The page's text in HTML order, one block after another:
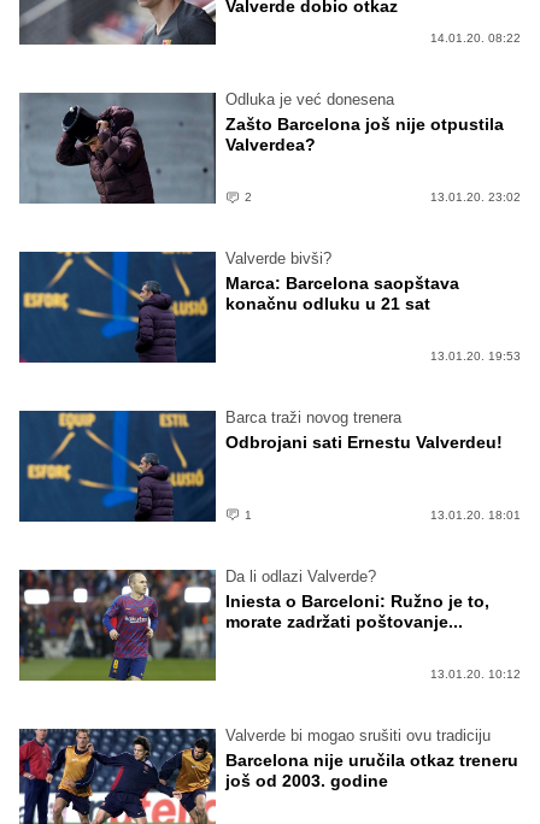
Valverde dobio otkaz
14.01.20. 08:22
Odluka je već donesena
Zašto Barcelona još nije otpustila
Valverdea?
2 13.01.20. 23:02
Valverde bivši?
Marca: Barcelona saopštava
konačnu odluku u 21 sat
13.01.20. 19:53
Barca traži novog trenera
Odbrojani sati Ernestu Valverdeu!
1 13.01.20. 18:01
Da li odlazi Valverde?
Iniesta o Barceloni: Ružno je to,
morate zadržati poštovanje...
13.01.20. 10:12
Valverde bi mogao srušiti ovu tradiciju
Barcelona nije uručila otkaz treneru
još od 2003. godine